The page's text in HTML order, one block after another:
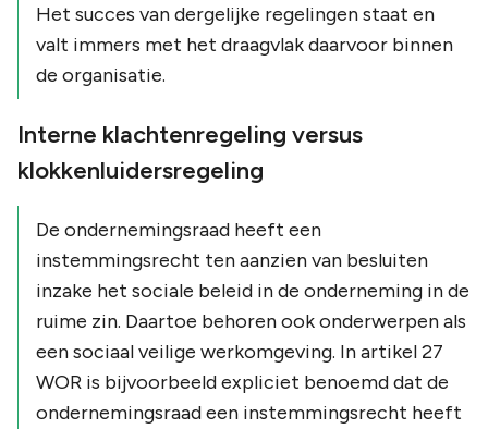
Het succes van dergelijke regelingen staat en
valt immers met het draagvlak daarvoor binnen
de organisatie.
Interne klachtenregeling versus
klokkenluidersregeling
De ondernemingsraad heeft een
instemmingsrecht ten aanzien van besluiten
inzake het sociale beleid in de onderneming in de
ruime zin. Daartoe behoren ook onderwerpen als
een sociaal veilige werkomgeving. In artikel 27
WOR is bijvoorbeeld expliciet benoemd dat de
ondernemingsraad een instemmingsrecht heeft